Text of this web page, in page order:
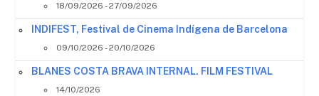
18/09/2026 - 27/09/2026
INDIFEST, Festival de Cinema Indígena de Barcelona
09/10/2026 - 20/10/2026
BLANES COSTA BRAVA INTERNAL. FILM FESTIVAL
14/10/2026